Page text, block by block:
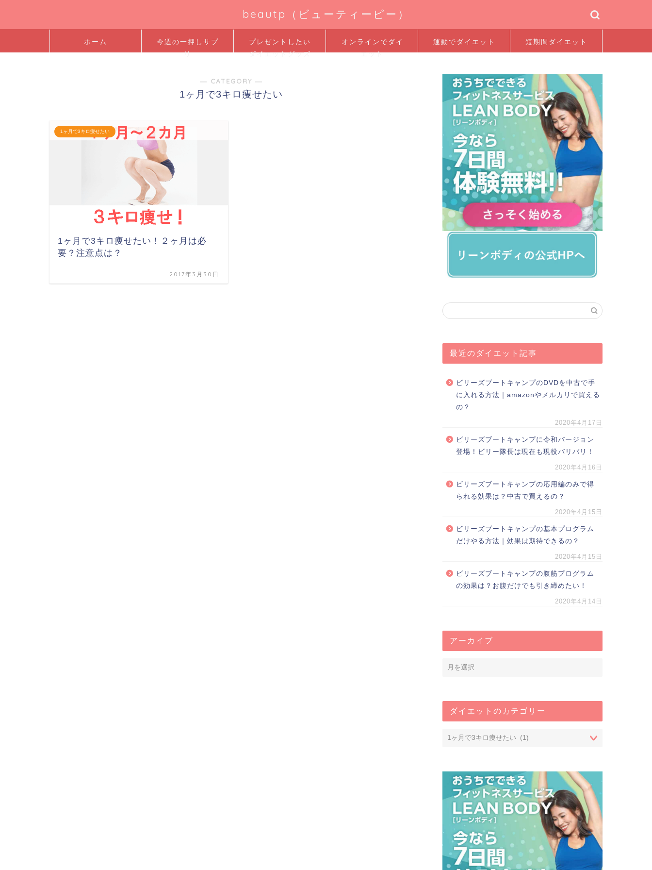
beautp（ビューティーピー）
ホーム
今週の一押しサプ
リ
プレゼントしたい
ダイエットグッズ
オンラインでダイ
エット
運動でダイエット 短期間ダイエット
― CATEGORY ―
1ヶ月で3キロ痩せたい
1ヶ月で3キロ痩せたい
1ヶ月で3キロ痩せたい！２ヶ月は必
要？注意点は？
2017年3月30日
最近のダイエット記事
ビリーズブートキャンプのDVDを中古で手
に入れる方法｜amazonやメルカリで買える
の？
2020年4月17日
ビリーズブートキャンプに令和バージョン
登場！ビリー隊長は現在も現役バリバリ！
2020年4月16日
ビリーズブートキャンプの応用編のみで得
られる効果は？中古で買えるの？
2020年4月15日
ビリーズブートキャンプの基本プログラム
だけやる方法｜効果は期待できるの？
2020年4月15日
ビリーズブートキャンプの腹筋プログラム
の効果は？お腹だけでも引き締めたい！
2020年4月14日
アーカイブ
ダイエットのカテゴリー